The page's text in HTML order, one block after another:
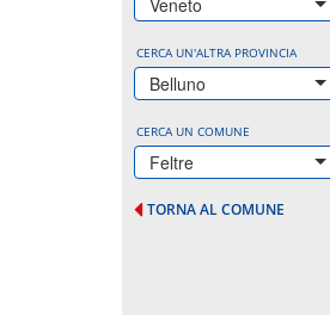
CERCA UN'ALTRA PROVINCIA
Belluno
CERCA UN COMUNE
Feltre
TORNA AL COMUNE